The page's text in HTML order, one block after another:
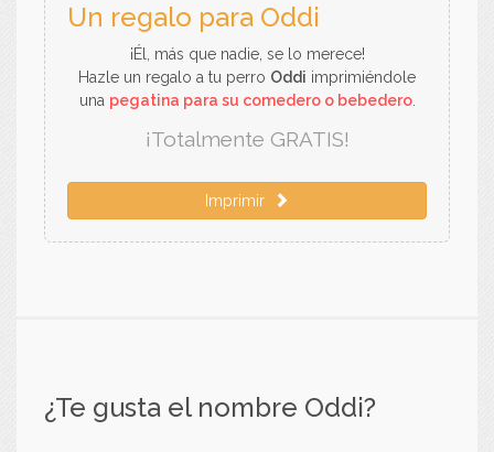
Un regalo para Oddi
¡Él, más que nadie, se lo merece!
Hazle un regalo a tu perro Oddi imprimiéndole
una pegatina para su comedero o bebedero.
¡Totalmente GRATIS!
Imprimir
¿Te gusta el nombre Oddi?